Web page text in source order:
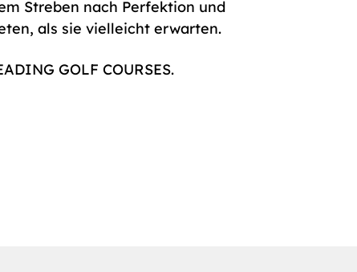
Streben nach Perfektion und
als sie vielleicht erwarten.
GOLF COURSES.